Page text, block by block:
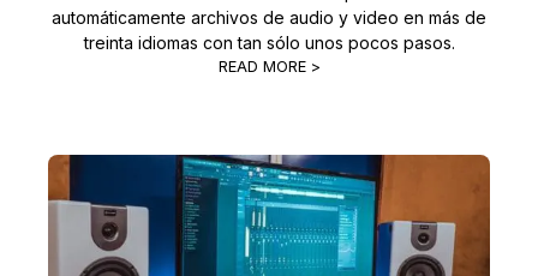
automáticamente archivos de audio y video en más de
treinta idiomas con tan sólo unos pocos pasos.
READ MORE >